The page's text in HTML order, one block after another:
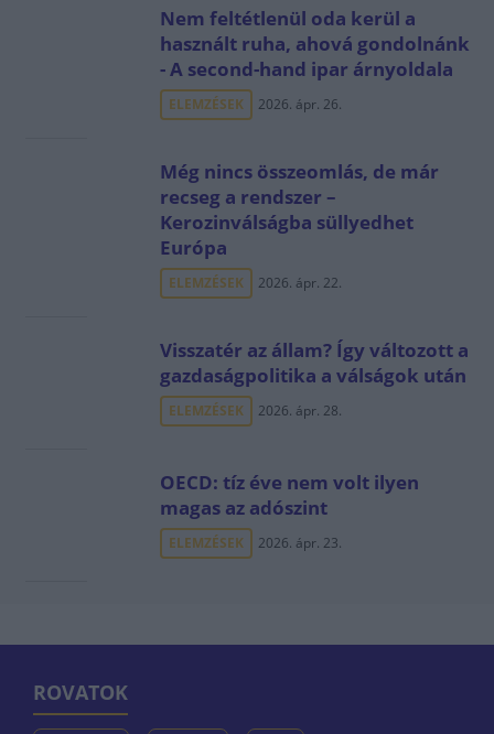
Nem feltétlenül oda kerül a
használt ruha, ahová gondolnánk
- A second-hand ipar árnyoldala
ELEMZÉSEK 2026. ápr. 26.
Még nincs összeomlás, de már
recseg a rendszer –
Kerozinválságba süllyedhet
Európa
ELEMZÉSEK 2026. ápr. 22.
Visszatér az állam? Így változott a
gazdaságpolitika a válságok után
ELEMZÉSEK 2026. ápr. 28.
OECD: tíz éve nem volt ilyen
magas az adószint
ELEMZÉSEK 2026. ápr. 23.
ROVATOK